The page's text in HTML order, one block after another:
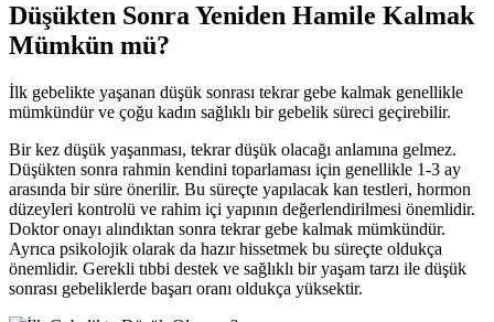
Düşükten Sonra Yeniden Hamile Kalmak
Mümkün mü?
İlk gebelikte yaşanan düşük sonrası tekrar gebe kalmak genellikle
mümkündür ve çoğu kadın sağlıklı bir gebelik süreci geçirebilir.
Bir kez düşük yaşanması, tekrar düşük olacağı anlamına gelmez.
Düşükten sonra rahmin kendini toparlaması için genellikle 1-3 ay
arasında bir süre önerilir. Bu süreçte yapılacak kan testleri, hormon
düzeyleri kontrolü ve rahim içi yapının değerlendirilmesi önemlidir.
Doktor onayı alındıktan sonra tekrar gebe kalmak mümkündür.
Ayrıca psikolojik olarak da hazır hissetmek bu süreçte oldukça
önemlidir. Gerekli tıbbi destek ve sağlıklı bir yaşam tarzı ile düşük
sonrası gebeliklerde başarı oranı oldukça yüksektir.